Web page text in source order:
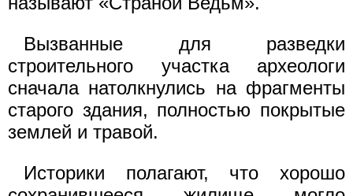
Вызванные для разведки
строительного участка археологи
сначала натолкнулись на фрагменты
старого здания, полностью покрытые
землей и травой.
Историки полагают, что хорошо